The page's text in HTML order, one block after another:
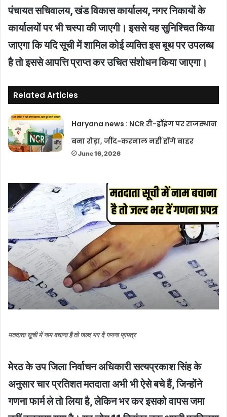
पंचायत सचिवालय, खंड विकास कार्यालय, नगर निकायों के
कार्यालयों पर भी चस्पा की जाएगी। इससे यह सुनिश्चित किया
जाएगा कि यदि सूची में शामिल कोई व्यक्ति इस बूथ पर उपलब्ध
है तो इससे आपत्ति प्राप्त कर उचित संशोधन किया जाएगा।
Related Articles
Haryana news : NCR री-ड्रॉइंग पर राजस्थान
बना रोड़ा, जींद-करनाल नहीं होंगे बाहर
June 16, 2026
मतदाता सूची में नाम बचाना है तो जल्द भर दें गणना प्रपत्र
मेरठ के उप जिला निर्वाचन अधिकारी सत्यप्रकाश सिंह के
अनुसार चार प्रतिशत मतदाता अभी भी ऐसे बचे हैं, जिन्होंने
गणना फार्म ले तो लिया है, लेकिन भर कर इसको वापस जमा